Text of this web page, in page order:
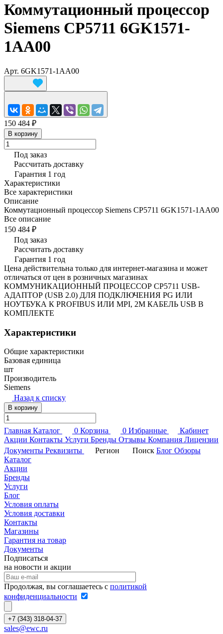
Коммутационный процессор
Siemens CP5711 6GK1571-
1AA00
Арт. 6GK1571-1AA00
150 484 ₽
В корзину
Под заказ
Рассчитать доставку
Гарантия 1 год
Характеристики
Все характеристики
Описание
Коммутационный процессор Siemens CP5711 6GK1571-1AA00
Все описание
150 484 ₽
Под заказ
Рассчитать доставку
Гарантия 1 год
Цена действительна только для интернет-магазина и может
отличаться от цен в розничных магазинах
КОММУНИКАЦИОННЫЙ ПРОЦЕССОР CP5711 USB-
АДАПТОР (USB 2.0) ДЛЯ ПОДКЛЮЧЕНИЯ PG ИЛИ
НОУТБУКА К PROFIBUS ИЛИ MPI, 2М КАБЕЛЬ USB В
КОМПЛЕКТЕ
Характеристики
Общие характеристики
Базовая единица
шт
Производитель
Siemens
Назад к списку
В корзину
Главная Каталог 0 Корзина 0 Избранные
Кабинет
Акции Контакты Услуги Бренды Отзывы Компания Лицензии
Документы Реквизиты Регион Поиск Блог Обзоры
Каталог
Акции
Бренды
Услуги
Блог
Условия оплаты
Условия доставки
Контакты
Магазины
Гарантия на товар
Документы
Подписаться
на новости и акции
Продолжая, вы соглашаетесь с политикой
конфиденциальности
+7 (343) 318-04-37
sales@ewc.ru